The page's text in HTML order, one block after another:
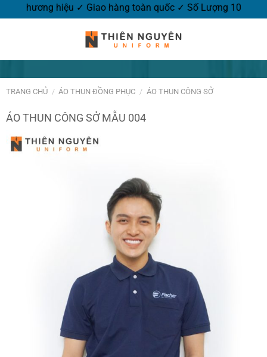
Thêu logo thương hiệu ✓ Giao hàng toàn quốc ✓ Số Lượng
TRANG CHỦ / ÁO THUN ĐỒNG PHỤC / ÁO THUN CÔNG SỞ
ÁO THUN CÔNG SỞ MẪU 004